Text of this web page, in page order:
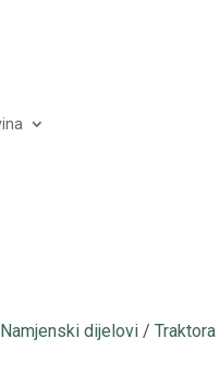
Namjenski dijelovi /Traktora